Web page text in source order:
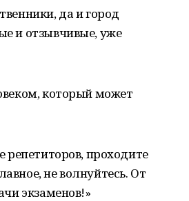
да и город
и отзывчивые, уже
который может
репетиторов, проходите
не волнуйтесь. От
экзаменов!»